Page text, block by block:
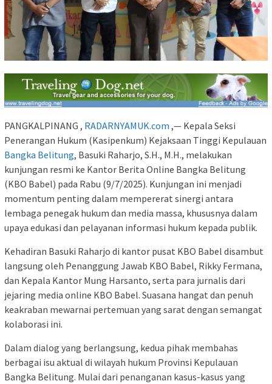
PANGKALPINANG , RADARNYAMUK.com ,— Kepala Seksi
Penerangan Hukum (Kasipenkum) Kejaksaan Tinggi Kepulauan
Bangka Belitung, Basuki Raharjo, S.H., M.H., melakukan
kunjungan resmi ke Kantor Berita Online Bangka Belitung
(KBO Babel) pada Rabu (9/7/2025). Kunjungan ini menjadi
momentum penting dalam mempererat sinergi antara
lembaga penegak hukum dan media massa, khususnya dalam
upaya edukasi dan pelayanan informasi hukum kepada publik.
Kehadiran Basuki Raharjo di kantor pusat KBO Babel disambut
langsung oleh Penanggung Jawab KBO Babel, Rikky Fermana,
dan Kepala Kantor Mung Harsanto, serta para jurnalis dari
jejaring media online KBO Babel. Suasana hangat dan penuh
keakraban mewarnai pertemuan yang sarat dengan semangat
kolaborasi ini.
Dalam dialog yang berlangsung, kedua pihak membahas
berbagai isu aktual di wilayah hukum Provinsi Kepulauan
Bangka Belitung. Mulai dari penanganan kasus-kasus yang